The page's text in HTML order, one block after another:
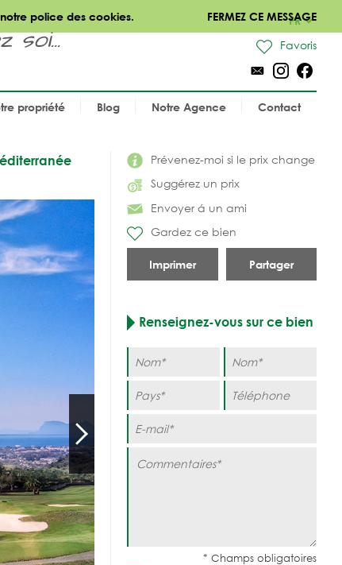
police des cookies. FERMEZ CE MESSAGE
soi...
FR
Favoris
propriété Blog Notre Agence Contact
Prévenez-moi si le prix change
Suggérez un prix
Envoyer á un ami
Gardez ce bien
Imprimer Partager
Renseignez-vous sur ce bien